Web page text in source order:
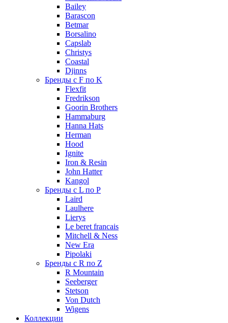
Bailey
Barascon
Betmar
Borsalino
Capslab
Christys
Coastal
Djinns
Бренды с F по K
Flexfit
Fredrikson
Goorin Brothers
Hammaburg
Hanna Hats
Herman
Hood
Ignite
Iron & Resin
John Hatter
Kangol
Бренды с L по P
Laird
Laulhere
Lierys
Le beret francais
Mitchell & Ness
New Era
Pipolaki
Бренды с R по Z
R Mountain
Seeberger
Stetson
Von Dutch
Wigens
Коллекции